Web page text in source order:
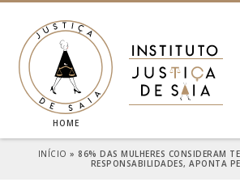
HOME
INÍCIO » 86% DAS MULHERES CONSIDERAM
RESPONSABILIDADES, APONTA